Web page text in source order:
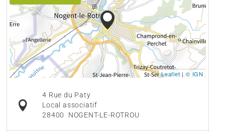
Leaflet| © IGN
4 Rue du Paty
Local associatif
28400
NOGENT-LE-ROTROU